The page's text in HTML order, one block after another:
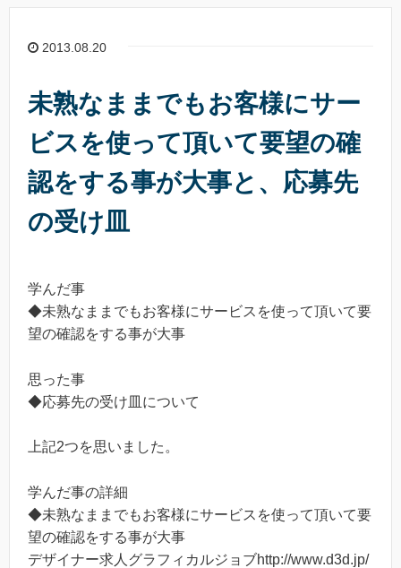
2013.08.20
未熟なままでもお客様にサー
ビスを使って頂いて要望の確
認をする事が大事と、応募先
の受け皿
学んだ事
◆未熟なままでもお客様にサービスを使って頂いて要
望の確認をする事が大事
思った事
◆応募先の受け皿について
上記2つを思いました。
学んだ事の詳細
◆未熟なままでもお客様にサービスを使って頂いて要
望の確認をする事が大事
デザイナー求人グラフィカルジョブhttp://www.d3d.jp/